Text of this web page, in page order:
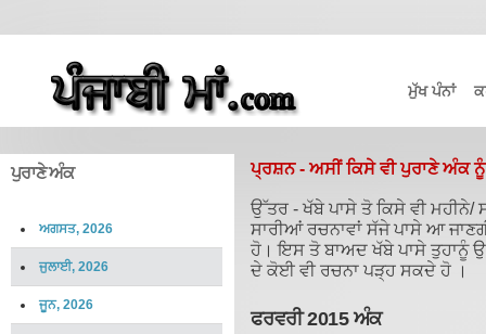
ਮੁੱਖ ਪੰਨਾਂ
ਪੁਰਾਣੇ ਅੰਕ
ਅਗਸਤ, 2026
ਜੁਲਾਈ, 2026
ਜੂਨ, 2026
ਪ੍ਰਸ਼ਨ - ਅਸੀਂ ਕਿਸੇ ਵੀ ਪੁਰਾਣੇ ਅੰਕ
ਉੱਤਰ - ਖੱਬੇ ਪਾਸੇ ਤੋ ਕਿਸੇ ਵੀ
ਸਾਰੀਆਂ ਰਚਨਾਵਾਂ ਸੱਜੇ ਪਾਸੇ ਆ
ਹੋ। ਇਸ ਤੋ ਬਾਅਦ ਖੱਬੇ ਪਾਸੇ ਤੁਹਾਨੂੰ
ਦੇ ਕੋਈ ਵੀ ਰਚਨਾ ਪੜ੍ਹ ਸਕਦੇ ਹੋ ।
ਫਰਵਰੀ 2015 ਅੰਕ